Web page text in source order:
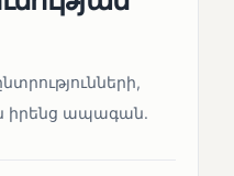
իրենց ապագան.